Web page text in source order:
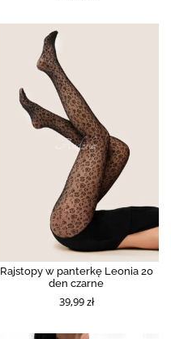
Rajstopy w panterkę Leonia 20
den czarne
39,99 zł